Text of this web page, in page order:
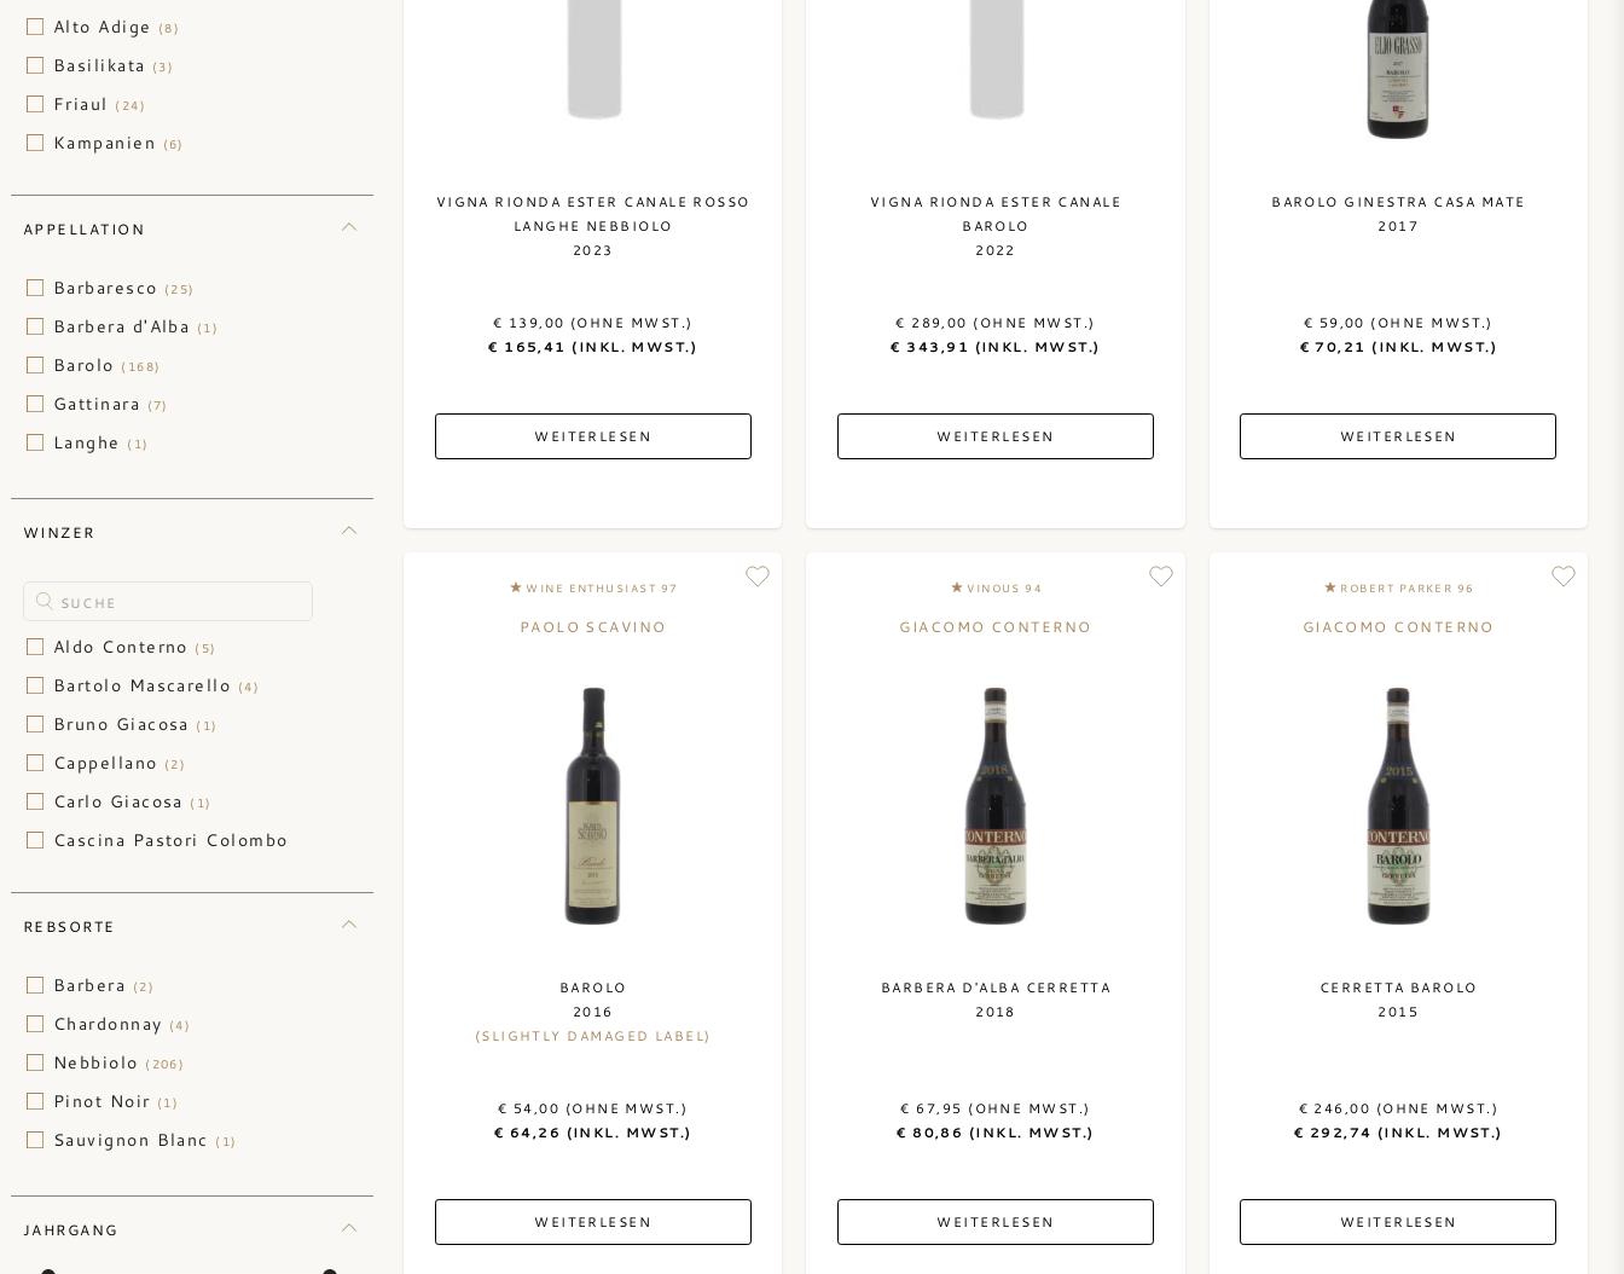
Neuseeland (3)
Österreich(45)
Portugal (65)
Schweiz(17)
Alto Adige (8)
Basilikata (3)
Friaul (24)
Kampanien (6)
Puglia (4)
Sizilien(1)
Toskana(311)
Trentino(1)
Umbrien (7)
Venetien
APPELLATION
Barbaresco (25)
Barbera d'Alba (1)
Barolo (168)
Gattinara (7)
Langhe (1)
WINZER
Aldo Conterno (5)
Bartolo Mascarello (4)
Bruno Giacosa (1)
Cappellano (2)
Carlo Giacosa (1)
Cascina Pastori Colombo
Ceretto(23)
Cesare Bussolo
Comm. G.B. Burlotto
Domenico Clerico
Elio Grasso
Elvio Cogno
Enrico Serafino
REBSORTE
Barbera (2)
Chardonnay (4)
Nebbiolo (206)
Pinot Noir (1)
Sauvignon Blanc (1)
JAHRGANG
VIGNA RIONDA ESTER CANALE ROSSO
LANGHE NEBBIOLO
2023
€ 139,00 (OHNE MWST.)
€ 165,41 (INKL. MWST.)
WEITERLESEN
VIGNA RIONDA ESTER CANALE
BAROLO
2022
€ 289,00 (OHNE MWST.)
€ 343,91 (INKL. MWST.)
WEITERLESEN
BAROLO GINESTRA CASA MATE
2017
€ 59,00 (OHNE MWST.)
€ 70,21 (INKL. MWST.)
WEITERLESEN
WINE ENTHUSIAST 97
PAOLO SCAVINO
BAROLO
2016
(SLIGHTLY DAMAGED LABEL)
€ 54,00 (OHNE MWST.)
€ 64,26 (INKL. MWST.)
WEITERLESEN
VINOUS 94
GIACOMO CONTERNO
BARBERA D'ALBA CERRETTA
2018
€ 67,95 (OHNE MWST.)
€ 80,86 (INKL. MWST.)
WEITERLESEN
ROBERT PARKER 96
GIACOMO CONTERNO
CERRETTA BAROLO
2015
€ 246,00 (OHNE MWST.)
€ 292,74 (INKL. MWST.)
WEITERLESEN